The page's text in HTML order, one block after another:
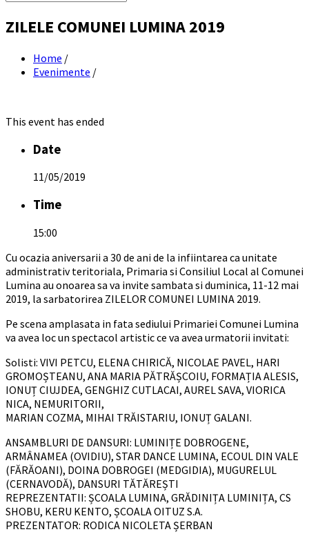
ZILELE COMUNEI LUMINA 2019
Home /
Evenimente /
This event has ended
Date
11/05/2019
Time
15:00
Cu ocazia aniversarii a 30 de ani de la infiintarea ca unitate
administrativ teritoriala, Primaria si Consiliul Local al Comunei
Lumina au onoarea sa va invite sambata si duminica, 11-12 mai
2019, la sarbatorirea ZILELOR COMUNEI LUMINA 2019.
Pe scena amplasata in fata sediului Primariei Comunei Lumina
va avea loc un spectacol artistic ce va avea urmatorii invitati:
Solisti: VIVI PETCU, ELENA CHIRICĂ, NICOLAE PAVEL, HARI
GROMOȘTEANU, ANA MARIA PĂTRĂȘCOIU, FORMAȚIA ALESIS,
IONUȚ CIUJDEA, GENGHIZ CUTLACAI, AUREL SAVA, VIORICA
NICA, NEMURITORII,
MARIAN COZMA, MIHAI TRĂISTARIU, IONUȚ GALANI.
ANSAMBLURI DE DANSURI: LUMINIȚE DOBROGENE,
ARMÂNAMEA (OVIDIU), STAR DANCE LUMINA, ECOUL DIN VALE
(FĂRĂOANI), DOINA DOBROGEI (MEDGIDIA), MUGURELUL
(CERNAVODĂ), DANSURI TĂTĂREȘTI
REPREZENTATII: ȘCOALA LUMINA, GRĂDINIȚA LUMINIȚA, CS
SHOBU, KERU KENTO, ȘCOALA OITUZ S.A.
PREZENTATOR: RODICA NICOLETA ȘERBAN